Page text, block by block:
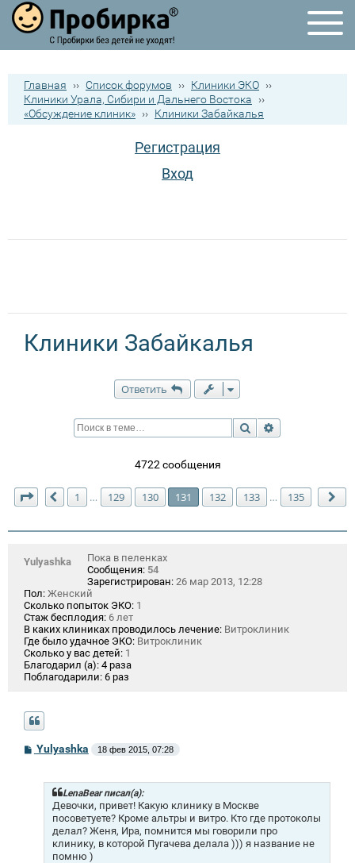
Главная ›› Список форумов ›› Клиники ЭКО ››
Клиники Урала, Сибири и Дальнего Востока
››
«Обсуждение клиник» ›› Клиники Забайкалья
Регистрация
Вход
Клиники Забайкалья
Ответить
Поиск
4722 сообщения
Страница 131 из135
Пред.
1 … 129 130 131 132 133 … 135
Yulyashka
Пока в пеленках
Сообщения: 54
Зарегистрирован: 26 мар 2013, 12:28
Пол: Женский
Сколько попыток ЭКО: 1
Стаж бесплодия: 6 лет
В каких клиниках проводилось лечение: Витроклиник
Где было удачное ЭКО: Витроклиник
Сколько у вас детей: 1
Благодарил (а): 4 раза
Поблагодарили: 6 раз
СYulyashka 18 фев 2015, 07:28
LenaBear писал(а):
Девочки, привет! Какую клинику в Москве
посоветуете? Кроме альтры и витро. Кто где протоколы
делал? Женя, Ира, помнится мы говорили про
клинику, в которой Пугачева делала ))) я название не
помню )